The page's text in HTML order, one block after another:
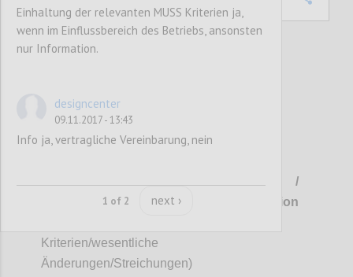
1. Allgemeine Betriebsführung /
Umweltmanagementund
Kommuniktation
Kriterien/wesentliche
Änderungen/Streichungen)
Einhaltung der relevanten MUSS Kriterien ja,
wenn im Einflussbereich des Betriebs, ansonsten
nur Information.
designcenter
09.11.2017 - 13:43
Info ja, vertragliche Vereinbarung, nein
1 of 2 next ›